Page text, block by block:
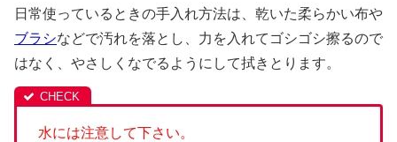
日常使っているときの手入れ方法は、乾いた柔らかい布や
ブラシなどで汚れを落とし、力を入れてゴシゴシ擦るので
はなく、やさしくなでるようにして拭きとります。
水には注意して下さい。